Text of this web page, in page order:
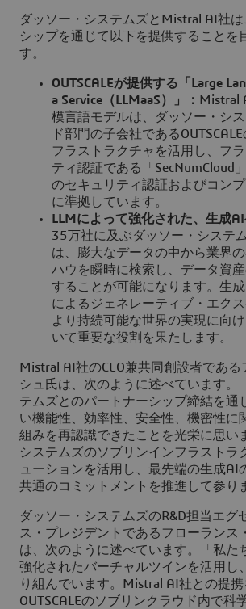
ダッソー・システムズとMistral AI社
シップを通じて以下を提供することを
す。
OUTSCALEが提供する「Large
a Service（LLMaaS）」： Mistral
模言語モデルは、ダッソー・シ
ド部門の子会社である
フラストラクチャを活用し、フ
ティ認証である「SecNumCloud
のセキュリティ認証およびコン
に準拠しています。
LLMによって強化された、生成AI
35万社に及ぶダッソー・システ
は、膨大なデータの中から業界
ハウを瞬時に検索し、データ資
することが可能になります。生
によるジェネレーティブ・エクス
より持続可能な世界の実現に向
いて重要な役割を果たします。
Mistral AI社のCEO兼共同創設者である
シュ氏は、次のように述べています。
テムズとのパートナーシップ締結を通
い機能性、効率性、安全性、機密性に
組みを再認識できたことを光栄に思い
システムズのソブリンインフラストラ
ューションを活用し、最先端の生成AI
共通のコミットメントを推進して参り
ダッソー・システムズのR&D担当エグ
ス・プレジデントであるフローランス
は、次のように述べています。「私た
強化されたバーチャルツインを活用し
り組んでいます。Mistral AI社との提携
OUTSCALEのソブリンクラウド内で科